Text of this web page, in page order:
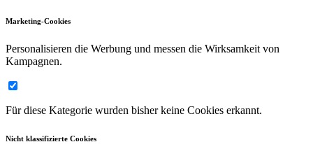
Marketing-Cookies
Personalisieren die Werbung und messen die Wirksamkeit von
Kampagnen.
Für diese Kategorie wurden bisher keine Cookies erkannt.
Nicht klassifizierte Cookies